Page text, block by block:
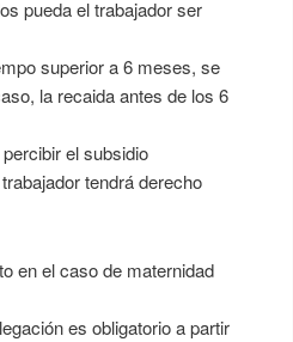
pueda el trabajador ser
superior a 6 meses, se
la recaida antes de los 6
el subsidio
tendrá derecho
en el caso de maternidad
es obligatorio a partir